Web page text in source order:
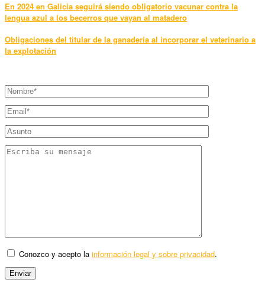
En 2024 en Galicia seguirá siendo obligatorio vacunar contra la
lengua azul a los becerros que vayan al matadero
Obligaciones del titular de la ganadería al incorporar el veterinario a
la explotación
Conozco y acepto la información legal y sobre privacidad.